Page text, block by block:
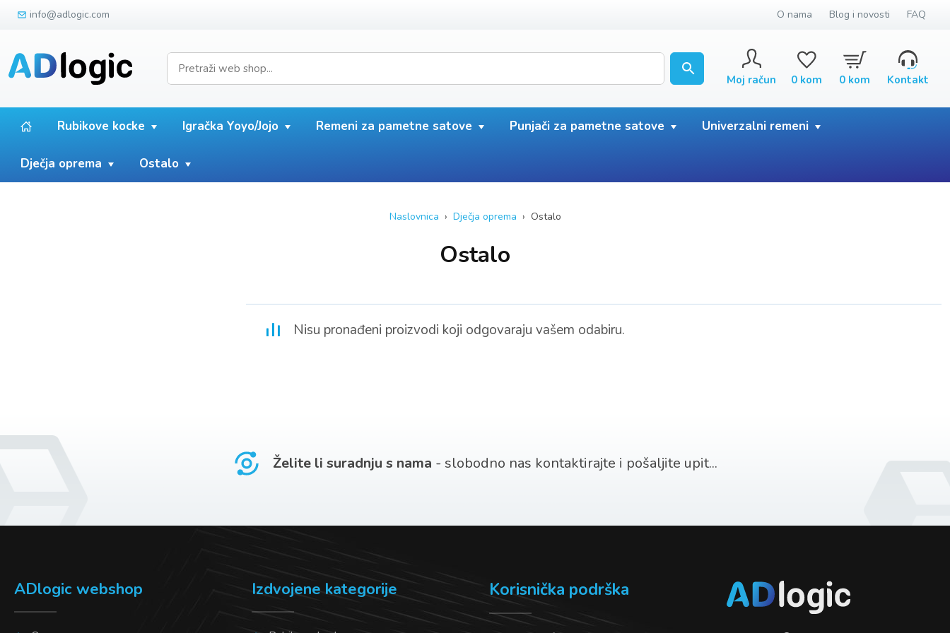
info@adlogic.com O nama Blog i novosti FAQ
Moj račun 0 kom 0 kom Kontakt
Rubikove kocke Igračka Yoyo/Jojo Remeni za pametne satove Punjači za pametne satove Univerzalni remeni
Dječja oprema Ostalo
Naslovnica › Dječja oprema › Ostalo
Ostalo
Nisu pronađeni proizvodi koji odgovaraju vašem odabiru.
Želite li suradnju s nama - slobodno nas kontaktirajte i pošaljite upit...
ADlogic webshop Izdvojene kategorije Korisnička podrška